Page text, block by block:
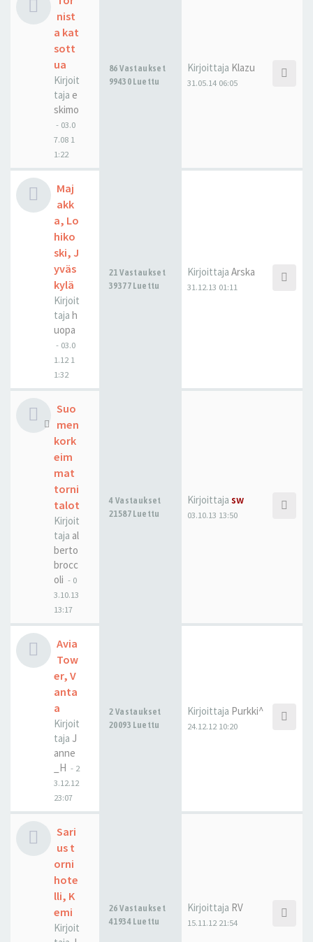
nist
a kat
sott
ua
Kirjoit
taja e
skimo
- 03.0
7.08 1
1:22
86 Vastaukset
99430 Luettu
Kirjoittaja Klazu
31.05.14 06:05
Maj
akk
a, Lo
hiko
ski, J
yväs
kylä
Kirjoit
taja h
uopa
- 03.0
1.12 1
1:32
21 Vastaukset
39377 Luettu
Kirjoittaja Arska
31.12.13 01:11
Suo
men
kork
eim
mat
torni
talot
Kirjoit
taja al
berto
brocc
oli - 0
3.10.13
13:17
4 Vastaukset
21587 Luettu
Kirjoittaja sw
03.10.13 13:50
Avia
Tow
er, V
anta
a
Kirjoit
taja J
anne
_H - 2
3.12.12
23:07
2 Vastaukset
20093 Luettu
Kirjoittaja Purkki^
24.12.12 10:20
Sari
us t
orni
hote
lli, K
emi
Kirjoit
26 Vastaukset
41934 Luettu
Kirjoittaja RV
15.11.12 21:54